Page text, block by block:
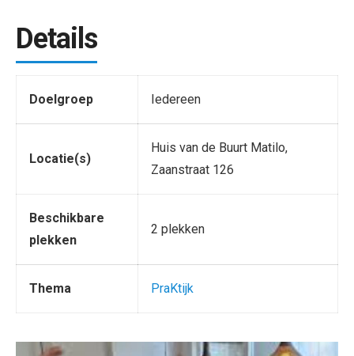
Details
Doelgroep Iedereen
Locatie(s)
Huis van de Buurt Matilo,
Zaanstraat 126
Beschikbare
plekken
2 plekken
Thema PraKtijk